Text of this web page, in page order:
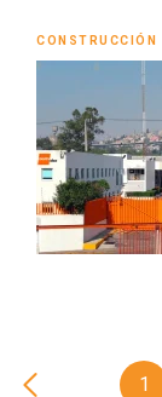
CONSTRUCCIÓN
1